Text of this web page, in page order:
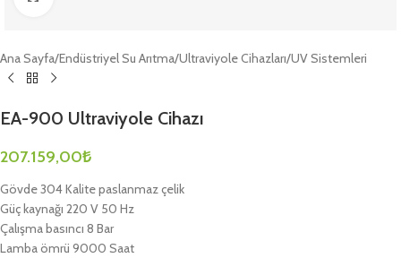
Ana Sayfa/Endüstriyel Su Arıtma/Ultraviyole Cihazları/UV Sistemleri
EA-900 Ultraviyole Cihazı
207.159,00₺
Gövde 304 Kalite paslanmaz çelik
Güç kaynağı 220 V 50 Hz
Çalışma basıncı 8 Bar
Lamba ömrü 9000 Saat